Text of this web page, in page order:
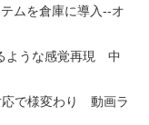
ムを倉庫に導入--オ
ような感覚再現 中
で様変わり 動画ラ